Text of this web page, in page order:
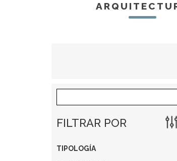
FILTRAR POR
TIPOLOGÍA